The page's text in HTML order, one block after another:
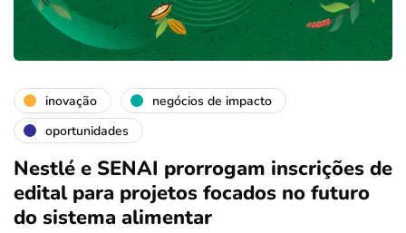
inovação
negócios de impacto
oportunidades
Nestlé e SENAI prorrogam inscrições de
edital para projetos focados no futuro
do sistema alimentar